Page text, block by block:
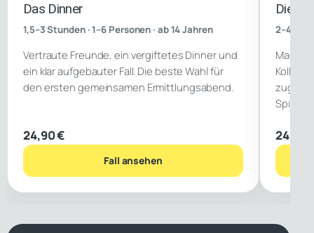
Das Dinner
1,5–3 Stunden · 1–6 Personen · ab 14 Jahren
Vertraute Freunde, ein vergiftetes Dinner und
ein klar aufgebauter Fall. Die beste Wahl für
den ersten gemeinsamen Ermittlungsabend.
24,90 €
Fall ansehen
Die
2–4
24,90